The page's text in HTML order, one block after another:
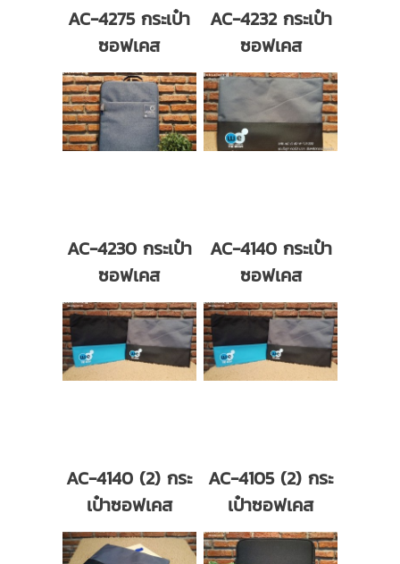
AC-4275 กระเป๋า
ซอฟเคส
AC-4232 กระเป๋า
ซอฟเคส
AC-4230 กระเป๋า
ซอฟเคส
AC-4140 กระเป๋า
ซอฟเคส
AC-4140 (2) กระ
เป๋าซอฟเคส
AC-4105 (2) กระ
เป๋าซอฟเคส